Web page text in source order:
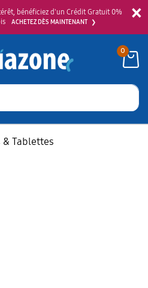
×
bénéficiez d'un Crédit Gratuit 0%
ACHETEZ DÈS MAINTENANT
0
Tablettes